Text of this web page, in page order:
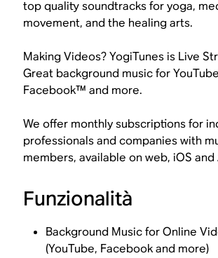
top quality soundtracks for yoga,
movement, and the healing arts.
Making Videos? YogiTunes is Live
Great background music for
Facebook™ and more.
We offer monthly subscriptions for
professionals and companies with
members, available on web, iOS
Funzionalità
Background Music for Online
(YouTube, Facebook and more)